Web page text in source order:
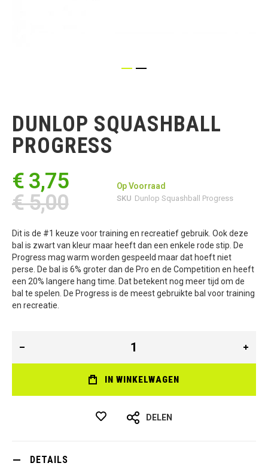
begin
van
de
afbeeldingen-
DUNLOP SQUASHBALL
PROGRESS
€ 3,75
€ 5,00
Op Voorraad
SKU Dunlop Squashball Progress
Dit is de #1 keuze voor training en recreatief gebruik. Ook deze
bal is zwart van kleur maar heeft dan een enkele rode stip. De
Progress mag warm worden gespeeld maar dat hoeft niet
perse. De bal is 6% groter dan de Pro en de Competition en heeft
een 20% langere hang time. Dat betekent nog meer tijd om de
bal te spelen. De Progress is de meest gebruikte bal voor training
en recreatie.
IN WINKELWAGEN
DELEN
DETAILS